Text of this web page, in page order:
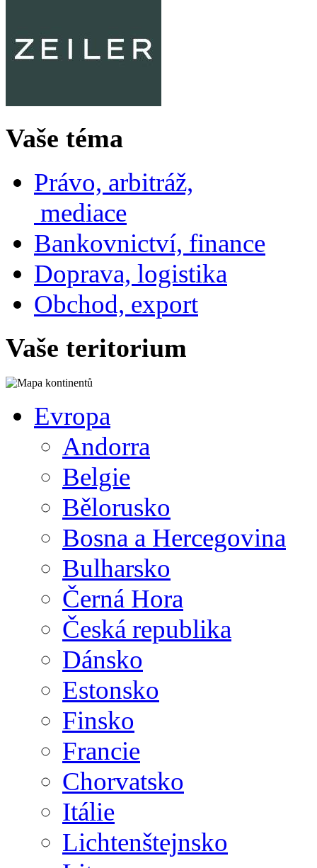
Vaše téma
Právo, arbitráž,
mediace
Bankovnictví, finance
Doprava, logistika
Obchod, export
Vaše teritorium
Evropa
Andorra
Belgie
Bělorusko
Bosna a Hercegovina
Bulharsko
Černá Hora
Česká republika
Dánsko
Estonsko
Finsko
Francie
Chorvatsko
Itálie
Lichtenštejnsko